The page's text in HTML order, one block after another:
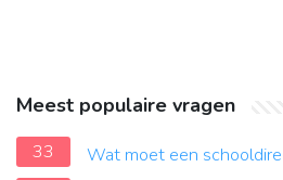
Meest populaire vragen
33
Wat moet een